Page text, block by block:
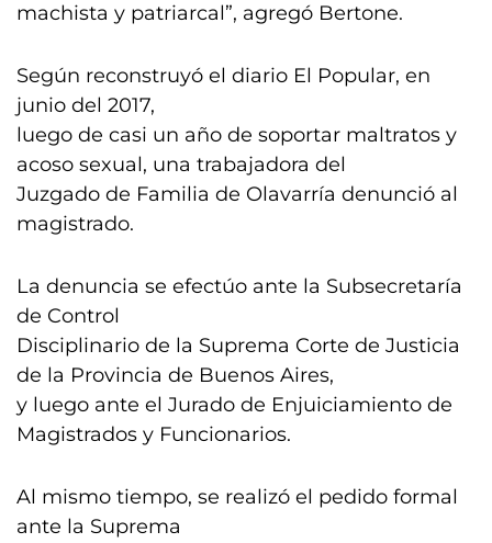
machista y patriarcal”, agregó Bertone.
Según reconstruyó el diario El Popular, en
junio del 2017,
luego de casi un año de soportar maltratos y
acoso sexual, una trabajadora del
Juzgado de Familia de Olavarría denunció al
magistrado.
La denuncia se efectúo ante la Subsecretaría
de Control
Disciplinario de la Suprema Corte de Justicia
de la Provincia de Buenos Aires,
y luego ante el Jurado de Enjuiciamiento de
Magistrados y Funcionarios.
Al mismo tiempo, se realizó el pedido formal
ante la Suprema